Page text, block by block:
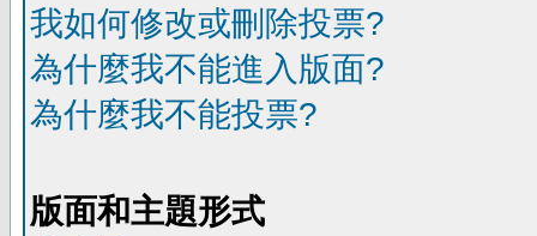
我如何修改或刪除投票?
為什麼我不能進入版面?
為什麼我不能投票?
版面和主題形式